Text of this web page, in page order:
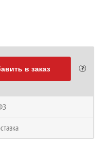
в заказ